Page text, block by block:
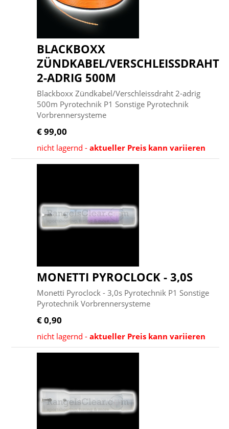
BLACKBOXX
ZÜNDKABEL/VERSCHLEISSDRAHT
2-ADRIG 500M
Blackboxx Zündkabel/Verschleissdraht 2-adrig
500m Pyrotechnik P1 Sonstige Pyrotechnik
Vorbrennersysteme
€ 99,00
nicht lagernd -aktueller Preis kann variieren
MONETTI PYROCLOCK - 3,0S
Monetti Pyroclock - 3,0s Pyrotechnik P1 Sonstige
Pyrotechnik Vorbrennersysteme
€ 0,90
nicht lagernd -aktueller Preis kann variieren